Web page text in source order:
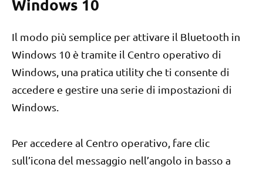
Windows 10
Il modo più semplice per attivare il Bluetooth in
Windows 10 è tramite il Centro operativo di
Windows, una pratica utility che ti consente di
accedere e gestire una serie di impostazioni di
Windows.
Per accedere al Centro operativo, fare clic
sull’icona del messaggio nell’angolo in basso a